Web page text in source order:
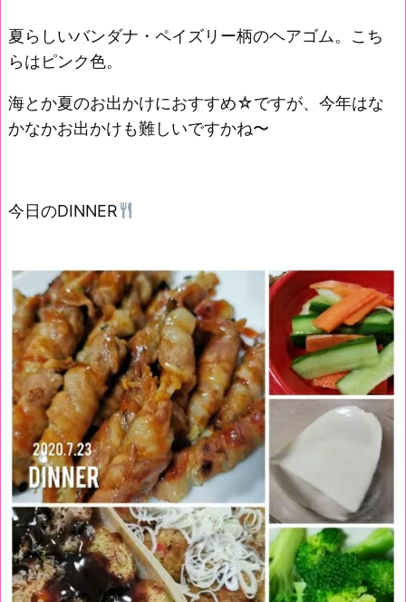
夏らしいバンダナ・ペイズリー柄のヘアゴム。こち
らはピンク色。
海とか夏のお出かけにおすすめ☆ですが、今年はな
かなかお出かけも難しいですかね〜
今日のDINNER